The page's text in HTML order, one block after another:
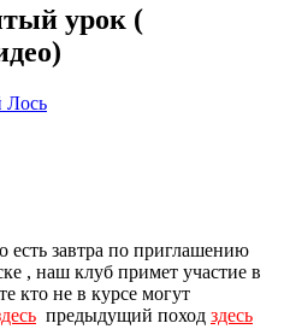
урок (
Лось
есть завтра по приглашению
, наш клуб примет участие в
кто не в курсе могут
предыдущий поход здесь